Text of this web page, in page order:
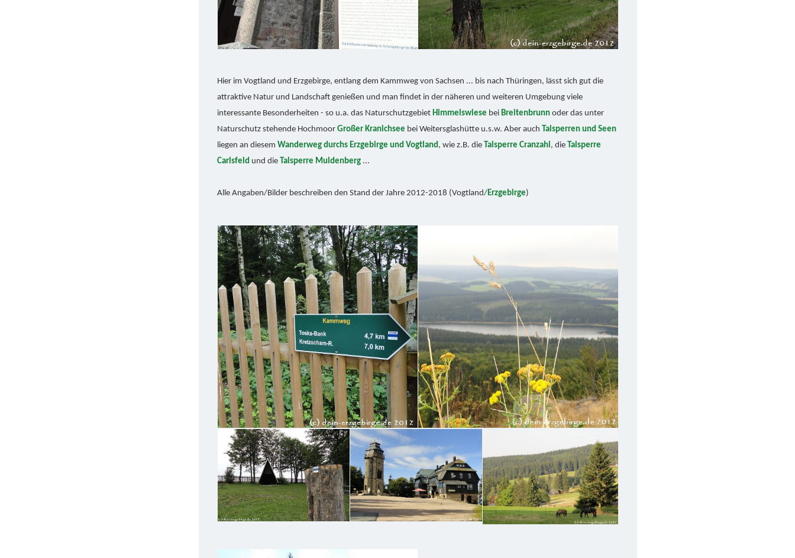
Hier im Vogtland und Erzgebirge, entlang dem Kammweg von Sachsen ... bis nach Thüringen, lässt sich gut die
attraktive Natur und Landschaft genießen und man findet in der näheren und weiteren Umgebung viele
interessante Besonderheiten - so u.a. das Naturschutzgebiet Himmelswiese bei Breitenbrunn oder das unter
Naturschutz stehende Hochmoor Großer Kranichsee bei Weitersglashütte u.s.w. Aber auch Talsperren und Seen
liegen an diesem Wanderweg durchs Erzgebirge und Vogtland, wie z.B. die Talsperre Cranzahl, die Talsperre
Carlsfeld und die Talsperre Muldenberg ...
Alle Angaben/Bilder beschreiben den Stand der Jahre 2012-2018 (Vogtland/Erzgebirge)